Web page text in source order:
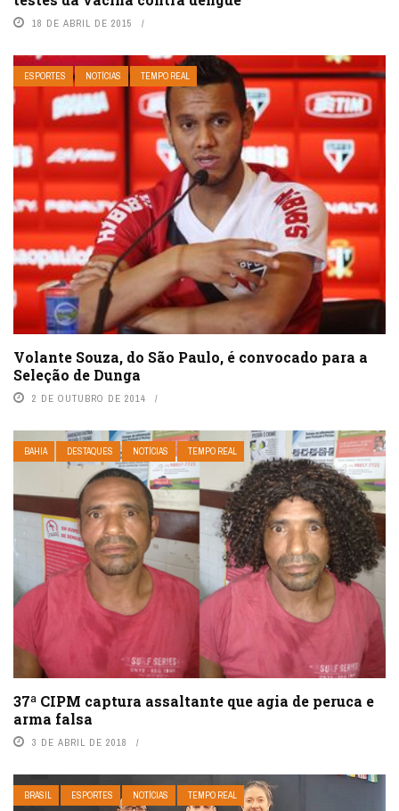
18 DE ABRIL DE 2015
ESPORTES NOTÍCIAS TEMPO REAL
Volante Souza, do São Paulo, é convocado para a
Seleção de Dunga
2 DE OUTUBRO DE 2014
BAHIA DESTAQUES NOTÍCIAS TEMPO REAL
37ª CIPM captura assaltante que agia de peruca e
arma falsa
3 DE ABRIL DE 2018
BRASIL ESPORTES NOTÍCIAS TEMPO REAL